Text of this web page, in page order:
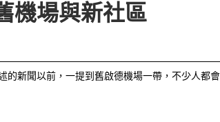
機場與新社區
新聞以前，一提到舊啟德機場一帶，不少人都